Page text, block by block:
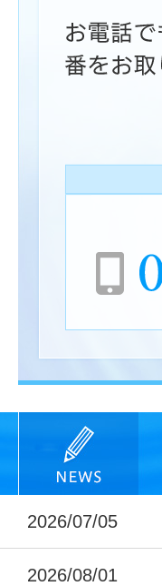
2026/07/05
2026/08/01